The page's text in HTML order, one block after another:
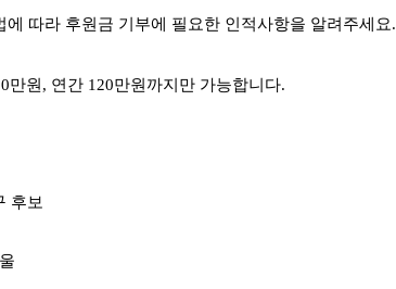
에 따라 후원금 기부에 필요한 인적사항을 알려주세요.
만원, 연간 120만원까지만 가능합니다.
후보